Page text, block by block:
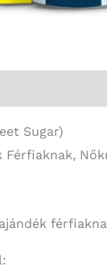
Sugar)
Férfiaknak,